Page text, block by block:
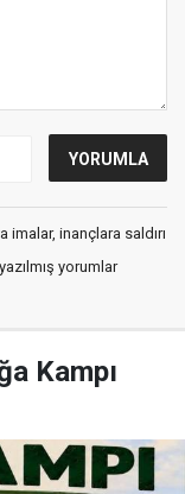
inançlara saldırı
yorumlar
Kampı